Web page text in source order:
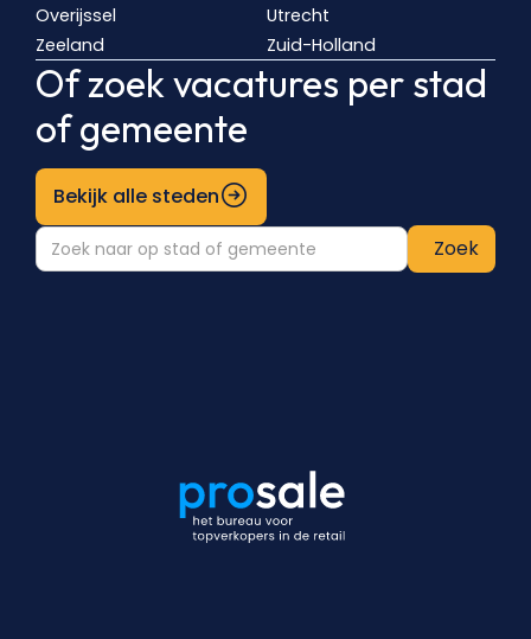
Overijssel
Utrecht
Zeeland
Zuid-Holland
Of zoek vacatures per stad
of gemeente
Bekijk alle steden